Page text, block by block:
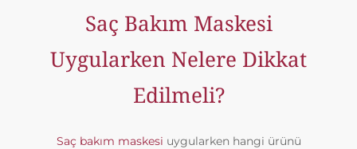
Saç Bakım Maskesi
Uygularken Nelere Dikkat
Edilmeli?
Saç bakım maskesi uygularken hangi ürünü